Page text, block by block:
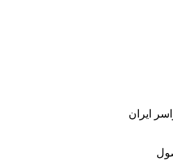
ایران